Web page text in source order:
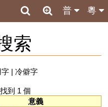
粵
普
索
| 冷僻字
到 1 個
意義